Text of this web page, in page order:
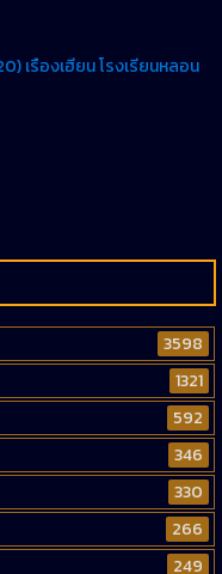
เรื่องเฮี้ยน โรงเรียนหลอน
3598
1321
592
346
330
266
249